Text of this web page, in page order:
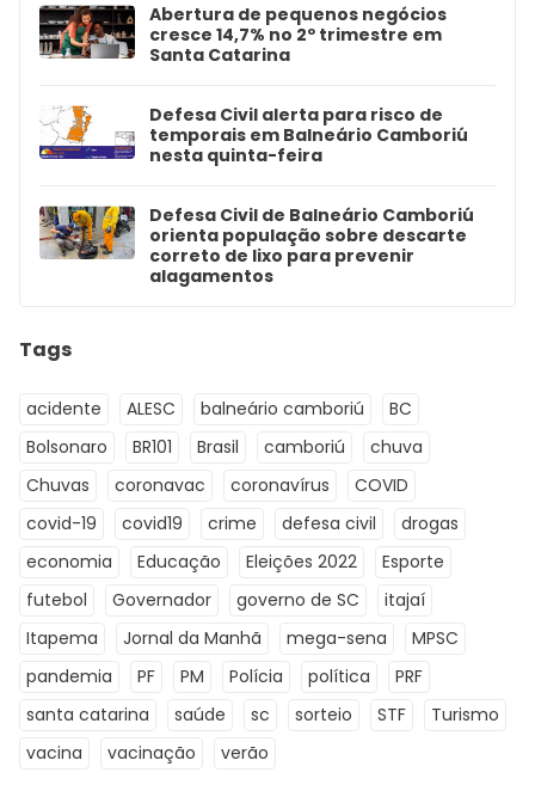
Abertura de pequenos negócios
cresce 14,7% no 2º trimestre em
Santa Catarina
Defesa Civil alerta para risco de
temporais em Balneário Camboriú
nesta quinta-feira
Defesa Civil de Balneário Camboriú
orienta população sobre descarte
correto de lixo para prevenir
alagamentos
Tags
acidente ALESC balneário camboriú
BC
Bolsonaro
BR101 Brasil camboriú
chuva
Chuvas
coronavac coronavírus
COVID
covid-19
covid19 crime defesa civil
drogas
economia
Educação Eleições 2022
Esporte
futebol
Governador governo de SC
itajaí
Itapema
Jornal da Manhã mega-sena
MPSC
pandemia
PF PM Polícia política
PRF
santa catarina
saúde sc sorteio STF
Turismo
vacina
vacinação verão